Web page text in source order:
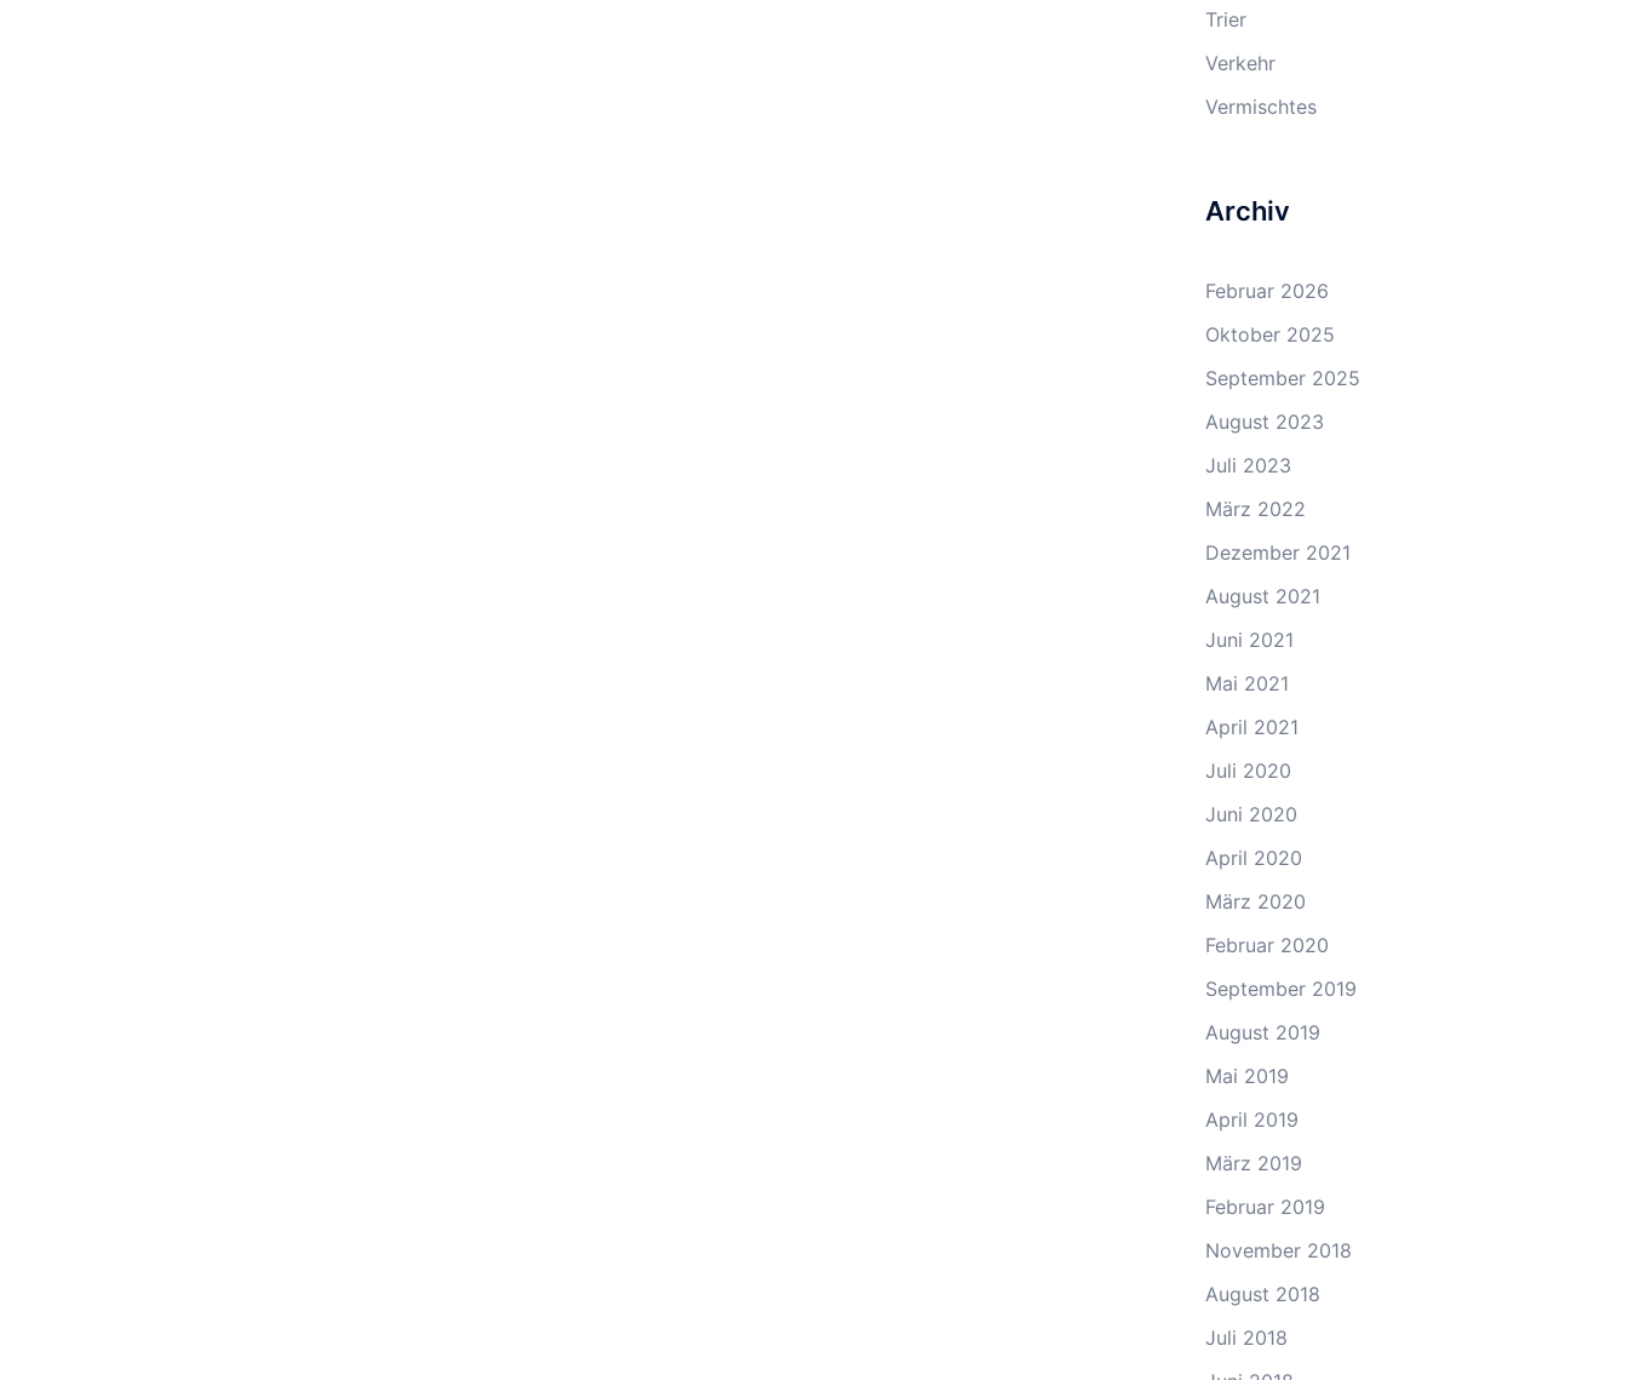
Trier
Verkehr
Vermischtes
Archiv
Februar 2026
Oktober 2025
September 2025
August 2023
Juli 2023
März 2022
Dezember 2021
August 2021
Juni 2021
Mai 2021
April 2021
Juli 2020
Juni 2020
April 2020
März 2020
Februar 2020
September 2019
August 2019
Mai 2019
April 2019
März 2019
Februar 2019
November 2018
August 2018
Juli 2018